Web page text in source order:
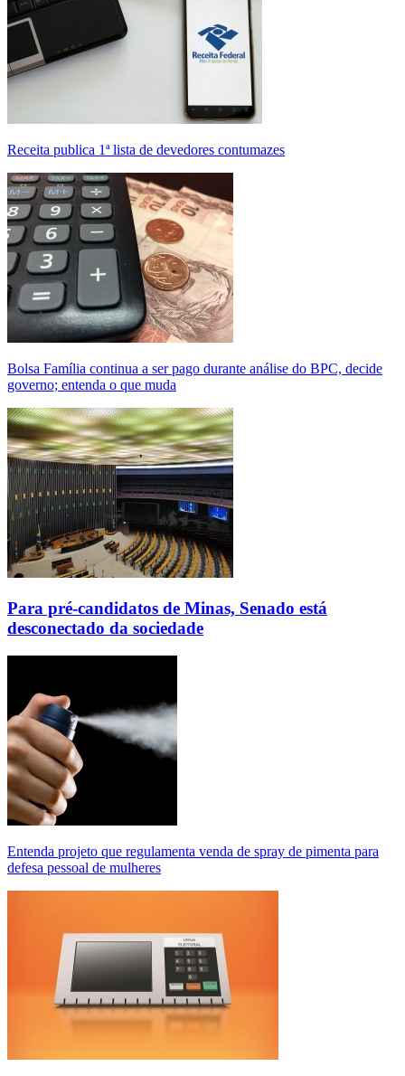
Receita publica 1ª lista de devedores contumazes
Bolsa Família continua a ser pago durante análise do BPC, decide
governo; entenda o que muda
Para pré-candidatos de Minas, Senado está
desconectado da sociedade
Entenda projeto que regulamenta venda de spray de pimenta para
defesa pessoal de mulheres